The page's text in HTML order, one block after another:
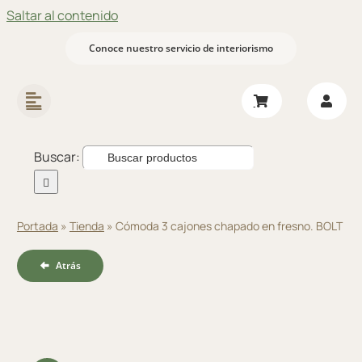
Saltar al contenido
Conoce nuestro servicio de interiorismo
Buscar:
Portada » Tienda » Cómoda 3 cajones chapado en fresno. BOLT
Atrás